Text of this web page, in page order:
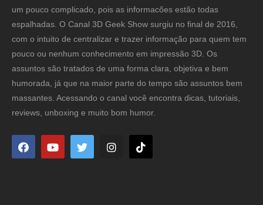
um pouco complicado, pois as informacões estão todas
espalhadas. O Canal 3D Geek Show surgiu no final de 2016,
com o intuito de centralizar e trazer informação para quem tem
pouco ou nenhum conhecimento em impressão 3D. Os
assuntos são tratados de uma forma clara, objetiva e bem
humorada, já que na maior parte do tempo são assuntos bem
massantes. Acessando o canal você encontra dicas, tutoriais,
reviews, unboxing e muito bom humor.